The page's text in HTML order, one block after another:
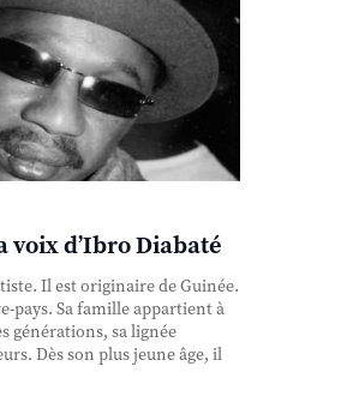
voix d’Ibro Diabaté
Il est originaire de Guinée.
pays. Sa famille appartient à
générations, sa lignée
Dès son plus jeune âge, il